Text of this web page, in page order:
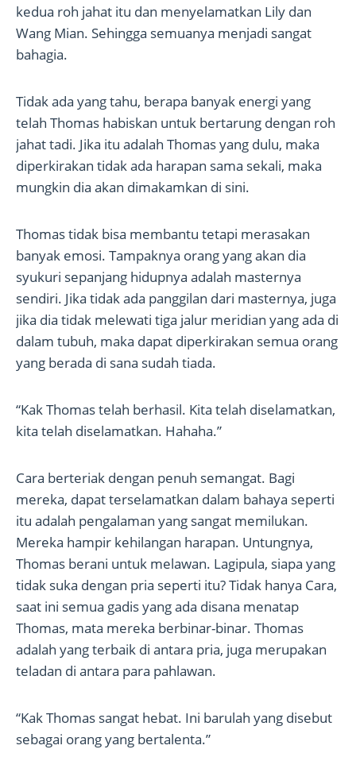
kedua roh jahat itu dan menyelamatkan Lily dan
Wang Mian. Sehingga semuanya menjadi sangat
bahagia.
Tidak ada yang tahu, berapa banyak energi yang
telah Thomas habiskan untuk bertarung dengan roh
jahat tadi. Jika itu adalah Thomas yang dulu, maka
diperkirakan tidak ada harapan sama sekali, maka
mungkin dia akan dimakamkan di sini.
Thomas tidak bisa membantu tetapi merasakan
banyak emosi. Tampaknya orang yang akan dia
syukuri sepanjang hidupnya adalah masternya
sendiri. Jika tidak ada panggilan dari masternya, juga
jika dia tidak melewati tiga jalur meridian yang ada di
dalam tubuh, maka dapat diperkirakan semua orang
yang berada di sana sudah tiada.
“Kak Thomas telah berhasil. Kita telah diselamatkan,
kita telah diselamatkan. Hahaha.”
Cara berteriak dengan penuh semangat. Bagi
mereka, dapat terselamatkan dalam bahaya seperti
itu adalah pengalaman yang sangat memilukan.
Mereka hampir kehilangan harapan. Untungnya,
Thomas berani untuk melawan. Lagipula, siapa yang
tidak suka dengan pria seperti itu? Tidak hanya Cara,
saat ini semua gadis yang ada disana menatap
Thomas, mata mereka berbinar-binar. Thomas
adalah yang terbaik di antara pria, juga merupakan
teladan di antara para pahlawan.
“Kak Thomas sangat hebat. Ini barulah yang disebut
sebagai orang yang bertalenta.”